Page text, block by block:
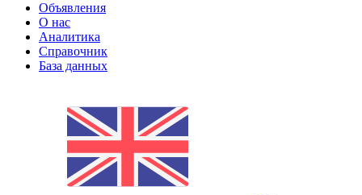
Объявления
О нас
Аналитика
Справочник
База данных